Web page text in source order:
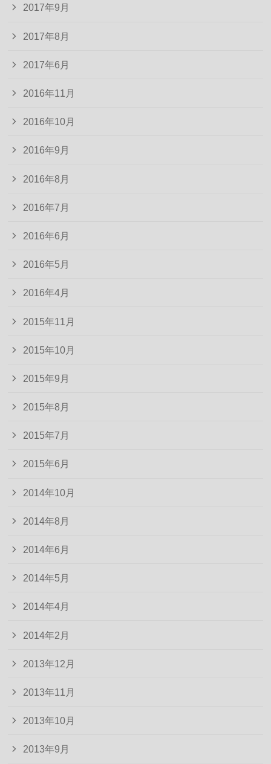
2017年9月
2017年8月
2017年6月
2016年11月
2016年10月
2016年9月
2016年8月
2016年7月
2016年6月
2016年5月
2016年4月
2015年11月
2015年10月
2015年9月
2015年8月
2015年7月
2015年6月
2014年10月
2014年8月
2014年6月
2014年5月
2014年4月
2014年2月
2013年12月
2013年11月
2013年10月
2013年9月